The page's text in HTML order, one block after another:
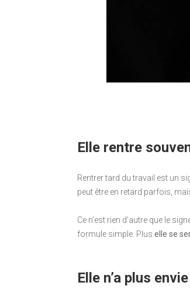
Elle rentre
Rentrer tard du travail est un
peut être en retard parfois,
Ce n’est rien d’autre que le
formule simple. Plus elle se
Elle n’a plus